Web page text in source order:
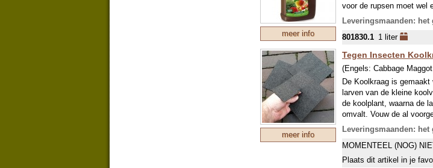
Voorkom vraatschade
RupsVrij is volledige
Laat ook eens een
Koolwitje in stand te
3x2,5 g is voor 100 m²
25 g is voor 335 m²
meer info
voor de rupsen moet wel
Wist je dat een
stikstof, kalium, calcium,
laten vergisten in water.
siergewassen groeien er
toegelaten voor gebruik
de drukspuit is 50 ml per
brandnetelgier van
beschermen.
Leveringsmaanden: het
801830.1 1 liter
meer info
Tegen Insecten
(Engels: Cabbage
De Koolkraag is
larven van de kleine
de koolplant, waarna de
omvalt. Vouw de al
komt en laat goed
waarop deze niet
waardoor de kragen vele
te groot? Met een oud
Leveringsmaanden: het
MOMENTEEL (NOG)
Plaats dit artikel in je